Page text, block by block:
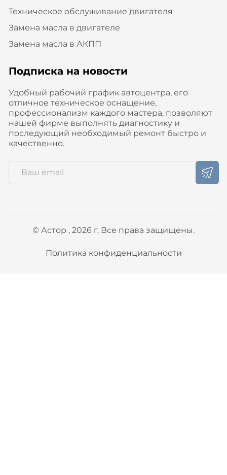
Техническое обслуживание двигателя
Замена масла в двигателе
Замена масла в АКПП
Подписка на новости
Удобный рабочий график автоцентра, его
отличное техническое оснащение,
профессионализм каждого мастера, позволяют
нашей фирме выполнять диагностику и
последующий необходимый ремонт быстро и
качественно.
© Астор , 2026 г. Все права защищены.
Политика конфиденциальности